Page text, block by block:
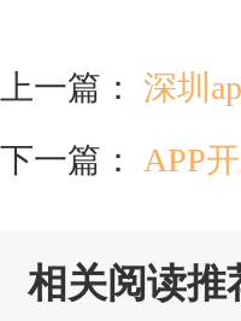
上一篇： 深圳
下一篇： APP
相关阅读推